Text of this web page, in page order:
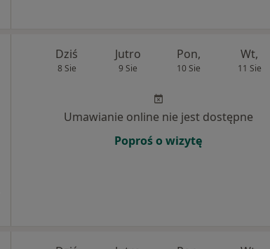
Dziś
8 Sie
Jutro
9 Sie
Pon,
10 Sie
Wt,
11 Sie
Umawianie online nie jest dostępne
Poproś o wizytę